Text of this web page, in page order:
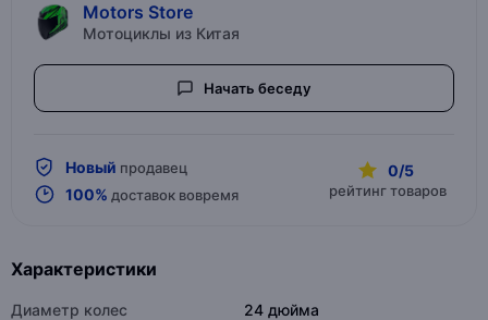
Motors Store
Мотоциклы из Китая
Начать беседу
Новый продавец
100% доставок вовремя
0/5
рейтинг товаров
Характеристики
Диаметр колес 24 дюйма